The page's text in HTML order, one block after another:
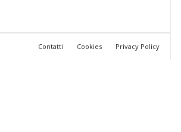
Contatti Cookies Privacy Policy